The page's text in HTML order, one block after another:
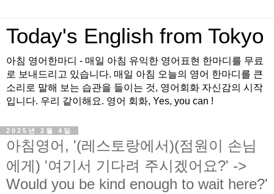
Today's English from Tokyo
아침 영어한마디 - 매일 아침 유익한 영어표현 한마디를 무료
로 보내드리고 있습니다. 매일 아침 오늘의 영어 한마디를 큰
소리로 말해 보는 습관을 들이는 것, 영어회화 자신감의 시작
입니다. 우리 같이해요. 영어 회화, Yes, you can !
2025년 2월 4일
아침영어, '(레스토랑에서)(점원이 손님
에게) '여기서 기다려 주시겠어요?' ->
Would you be kind enough to wait here?'